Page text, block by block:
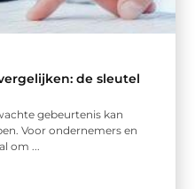
de sleutel
gebeurtenis kan
Voor ondernemers en
om ...